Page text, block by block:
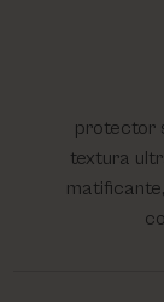
protector
textura